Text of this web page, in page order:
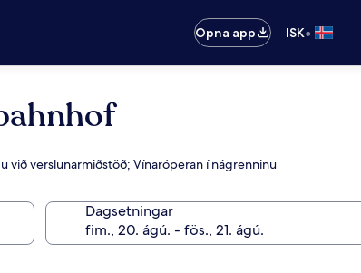
Opna app
ISK•
verslunarmiðstöð; Vínaróperan í nágrenninu
Dagsetningar